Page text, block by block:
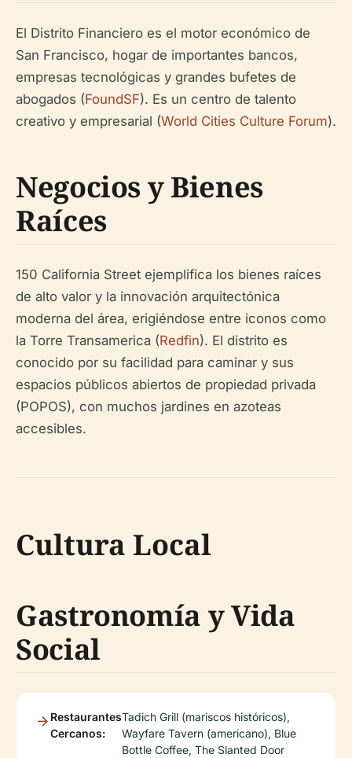
El Distrito Financiero es el motor económico de
San Francisco, hogar de importantes bancos,
empresas tecnológicas y grandes bufetes de
abogados (FoundSF). Es un centro de talento
creativo y empresarial (World Cities Culture Forum).
Negocios y Bienes
Raíces
150 California Street ejemplifica los bienes raíces
de alto valor y la innovación arquitectónica
moderna del área, erigiéndose entre iconos como
la Torre Transamerica (Redfin). El distrito es
conocido por su facilidad para caminar y sus
espacios públicos abiertos de propiedad privada
(POPOS), con muchos jardines en azoteas
accesibles.
Cultura Local
Gastronomía y Vida
Social
Restaurantes
Cercanos:
Tadich Grill (mariscos históricos),
Wayfare Tavern (americano), Blue
Bottle Coffee, The Slanted Door